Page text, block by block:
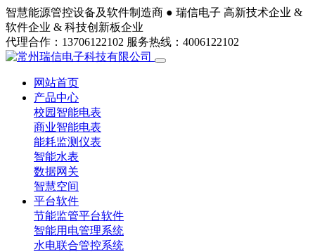
智慧能源管控设备及软件制造商 ● 瑞信电子 高新技术企业 &
软件企业 & 科技创新板企业
代理合作：13706122102 服务热线：4006122102
网站首页
产品中心
校园智能电表
商业智能电表
能耗监测仪表
智能水表
数据网关
智慧空间
平台软件
节能监管平台软件
智能用电管理系统
水电联合管控系统